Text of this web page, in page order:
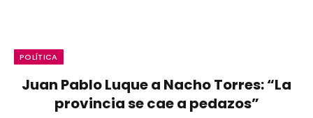
POLÍTICA
Juan Pablo Luque a Nacho Torres: “La
provincia se cae a pedazos”